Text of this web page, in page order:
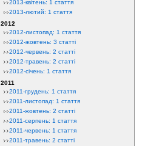
2013-квітень: 1 стаття
2013-лютий: 1 стаття
2012
2012-листопад: 1 стаття
2012-жовтень: 3 статті
2012-червень: 2 статті
2012-травень: 2 статті
2012-січень: 1 стаття
2011
2011-грудень: 1 стаття
2011-листопад: 1 стаття
2011-жовтень: 2 статті
2011-серпень: 1 стаття
2011-червень: 1 стаття
2011-травень: 2 статті